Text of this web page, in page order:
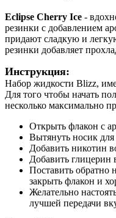
Eclipse Cherry Ice -
резинки с добавлением
придают сладкую и
резинки добавляет
Инструкция:
Набор жидкости Blizz,
Для того чтобы начать
несколько максимально
Открыть флакон с
Вытянуть носик
Добавить никотин
Добавить глицерин
Поставить обратно
закрыть флакон и
Желательно
лучшей передачи